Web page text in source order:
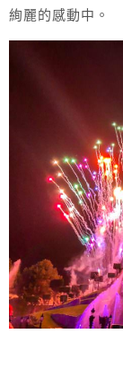
絢麗的感動中。